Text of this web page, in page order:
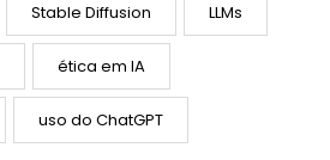
Stable Diffusion LLMs
ética em IA
uso do ChatGPT